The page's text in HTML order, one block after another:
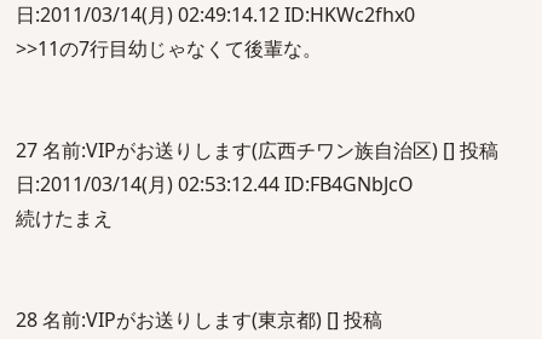
日:2011/03/14(月) 02:49:14.12 ID:HKWc2fhx0
>>11の7行目幼じゃなくて後輩な。
27 名前:VIPがお送りします(広西チワン族自治区) [] 投稿
日:2011/03/14(月) 02:53:12.44 ID:FB4GNbJcO
続けたまえ
28 名前:VIPがお送りします(東京都) [] 投稿